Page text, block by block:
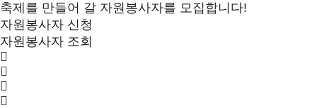
축제를 만들어 갈 자원봉사자를 모집합니다!
자원봉사자 신청
자원봉사자 조회